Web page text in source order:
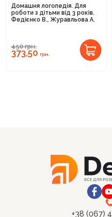
Домашня логопедія. Для
роботи з дітьми від 3 років.
Федієнко В., Журавльова А.
450грн.
373,50 грн.
+38 (067)